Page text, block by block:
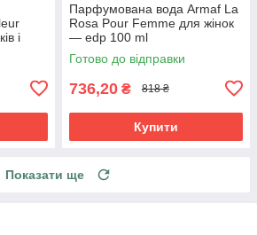
і
Парфумована вода Armaf La
Rosa Pour Femme для жінок
— edp 100 ml
Готово до відправки
736,20 ₴ 818 ₴
Купити
Показати ще